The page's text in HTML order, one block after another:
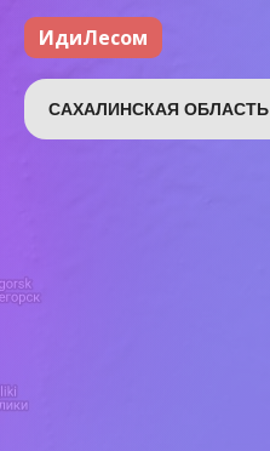
ИдиЛесом
САХАЛИНСКАЯ ОБЛАСТЬ